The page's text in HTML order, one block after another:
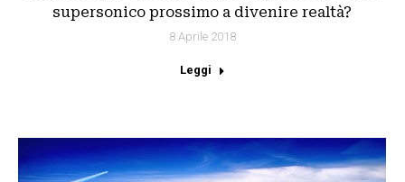
supersonico prossimo a divenire realtà?
8 Aprile 2018
Leggi